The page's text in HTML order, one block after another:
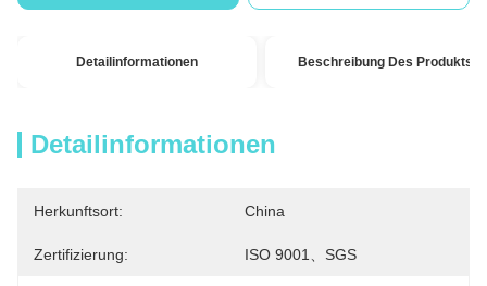
Detailinformationen Beschreibung Des Produkts
Detailinformationen
Herkunftsort: China
Zertifizierung: ISO 9001、SGS